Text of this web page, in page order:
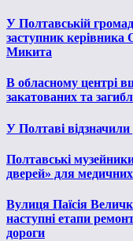
У Полтавській
заступник керівника
Микита
В обласному центрі
закатованих та
У Полтаві
Полтавські
дверей» для
Вулиця Паїсія
наступні етапи
дороги